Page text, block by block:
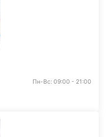
Пн-Вс: 09:00 - 21:00